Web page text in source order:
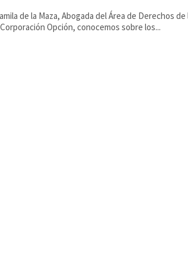
de la Maza, Abogada del Área de Derechos de
Opción, conocemos sobre los...